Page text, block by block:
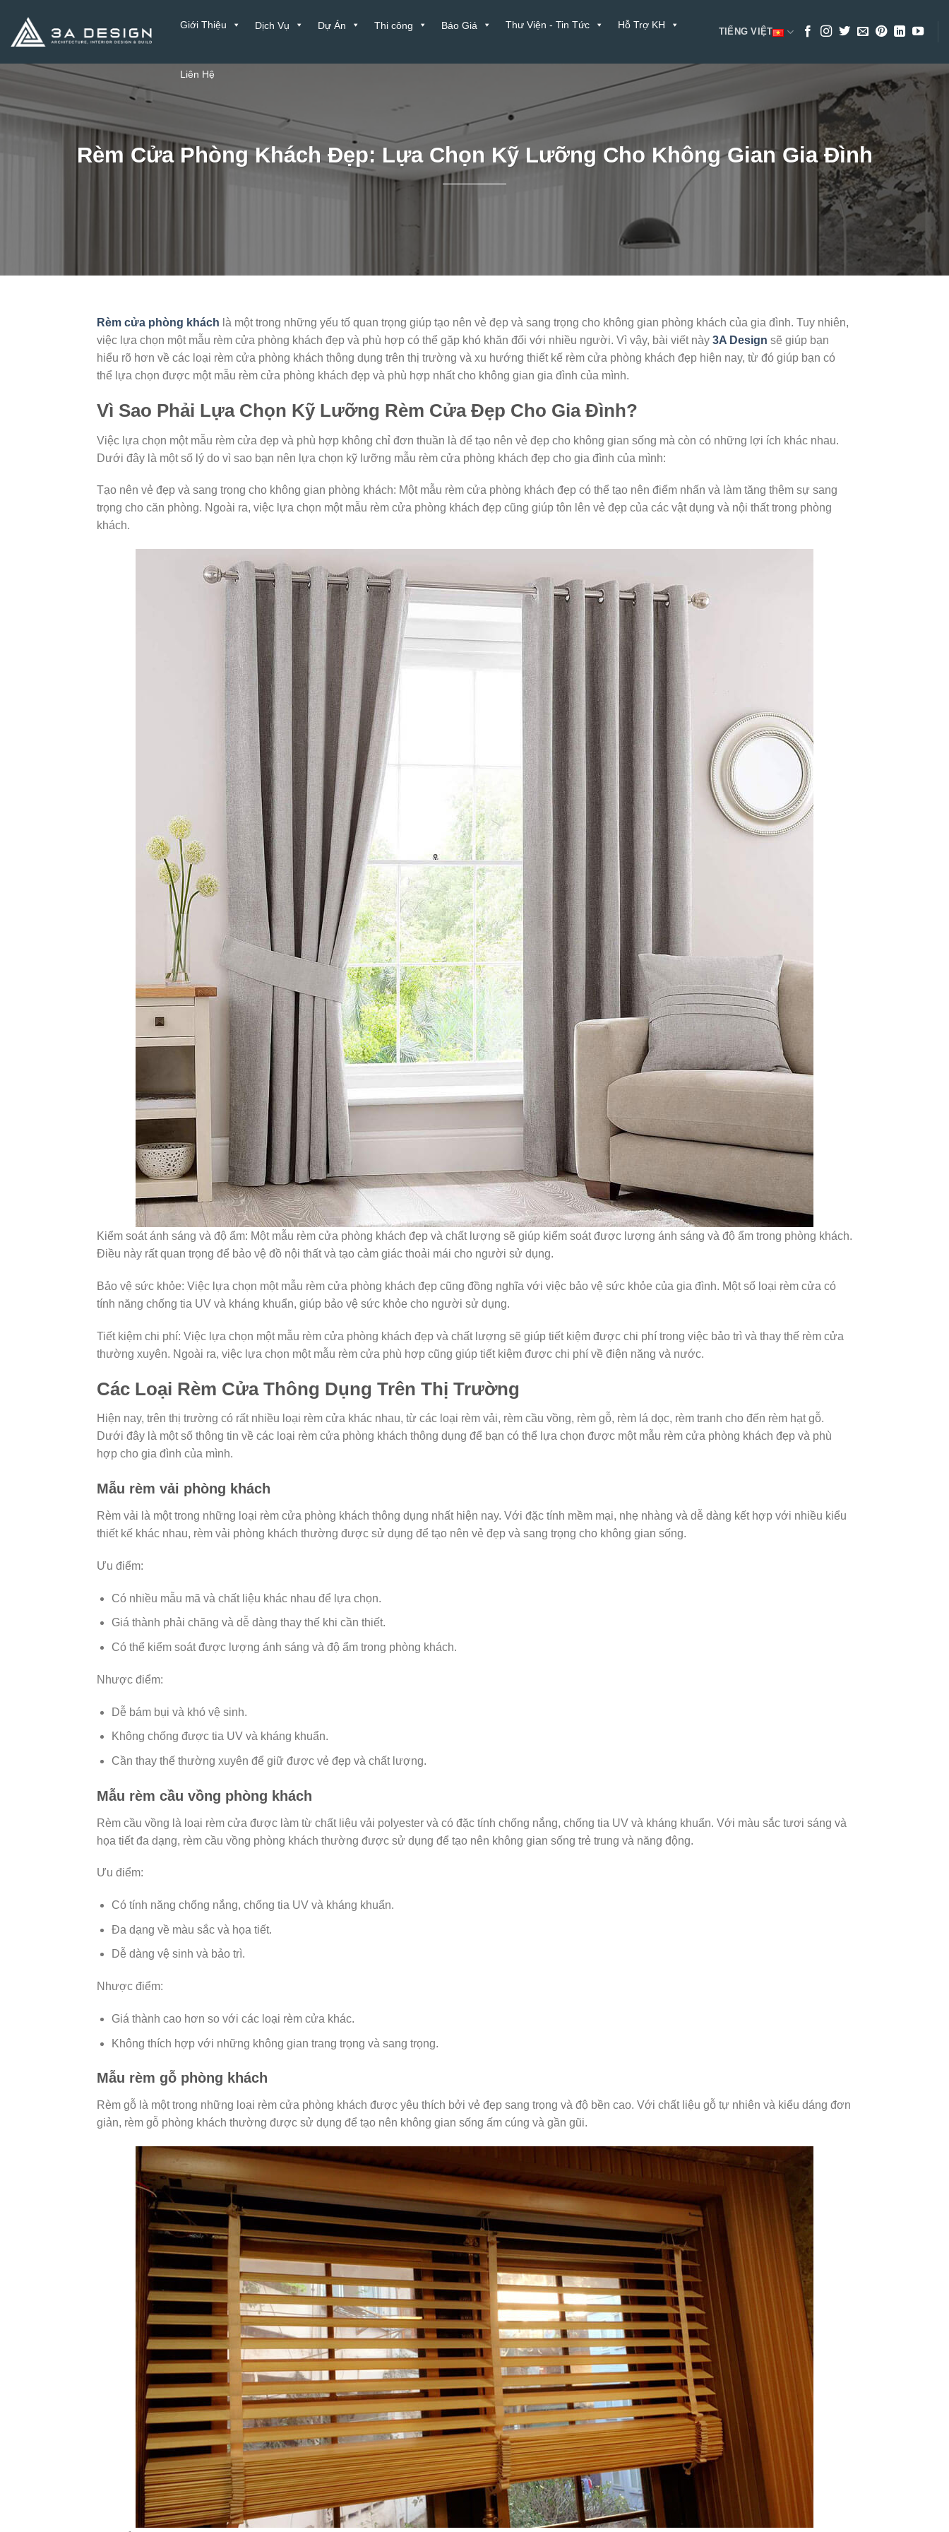
nội
dung
Giới Thiệu Dịch Vụ Dự Án Thi công Báo Giá Thư Viện - Tin Tức Hỗ Trợ KH
Liên Hệ
TIẾNG VIỆT
Rèm Cửa Phòng Khách Đẹp: Lựa Chọn Kỹ Lưỡng Cho Không Gian Gia Đình
Rèm cửa phòng khách là một trong những yếu tố quan trọng giúp tạo nên vẻ đẹp và sang trọng cho không gian phòng khách của gia đình. Tuy nhiên,
việc lựa chọn một mẫu rèm cửa phòng khách đẹp và phù hợp có thể gặp khó khăn đối với nhiều người. Vì vậy, bài viết này 3A Design sẽ giúp bạn
hiểu rõ hơn về các loại rèm cửa phòng khách thông dụng trên thị trường và xu hướng thiết kế rèm cửa phòng khách đẹp hiện nay, từ đó giúp bạn có
thể lựa chọn được một mẫu rèm cửa phòng khách đẹp và phù hợp nhất cho không gian gia đình của mình.
Vì Sao Phải Lựa Chọn Kỹ Lưỡng Rèm Cửa Đẹp Cho Gia Đình?
Việc lựa chọn một mẫu rèm cửa đẹp và phù hợp không chỉ đơn thuần là để tạo nên vẻ đẹp cho không gian sống mà còn có những lợi ích khác nhau.
Dưới đây là một số lý do vì sao bạn nên lựa chọn kỹ lưỡng mẫu rèm cửa phòng khách đẹp cho gia đình của mình:
Tạo nên vẻ đẹp và sang trọng cho không gian phòng khách: Một mẫu rèm cửa phòng khách đẹp có thể tạo nên điểm nhấn và làm tăng thêm sự sang
trọng cho căn phòng. Ngoài ra, việc lựa chọn một mẫu rèm cửa phòng khách đẹp cũng giúp tôn lên vẻ đẹp của các vật dụng và nội thất trong phòng
khách.
Kiểm soát ánh sáng và độ ẩm: Một mẫu rèm cửa phòng khách đẹp và chất lượng sẽ giúp kiểm soát được lượng ánh sáng và độ ẩm trong phòng khách.
Điều này rất quan trọng để bảo vệ đồ nội thất và tạo cảm giác thoải mái cho người sử dụng.
Bảo vệ sức khỏe: Việc lựa chọn một mẫu rèm cửa phòng khách đẹp cũng đồng nghĩa với việc bảo vệ sức khỏe của gia đình. Một số loại rèm cửa có
tính năng chống tia UV và kháng khuẩn, giúp bảo vệ sức khỏe cho người sử dụng.
Tiết kiệm chi phí: Việc lựa chọn một mẫu rèm cửa phòng khách đẹp và chất lượng sẽ giúp tiết kiệm được chi phí trong việc bảo trì và thay thế rèm cửa
thường xuyên. Ngoài ra, việc lựa chọn một mẫu rèm cửa phù hợp cũng giúp tiết kiệm được chi phí về điện năng và nước.
Các Loại Rèm Cửa Thông Dụng Trên Thị Trường
Hiện nay, trên thị trường có rất nhiều loại rèm cửa khác nhau, từ các loại rèm vải, rèm cầu vồng, rèm gỗ, rèm lá dọc, rèm tranh cho đến rèm hạt gỗ.
Dưới đây là một số thông tin về các loại rèm cửa phòng khách thông dụng để bạn có thể lựa chọn được một mẫu rèm cửa phòng khách đẹp và phù
hợp cho gia đình của mình.
Mẫu rèm vải phòng khách
Rèm vải là một trong những loại rèm cửa phòng khách thông dụng nhất hiện nay. Với đặc tính mềm mại, nhẹ nhàng và dễ dàng kết hợp với nhiều kiểu
thiết kế khác nhau, rèm vải phòng khách thường được sử dụng để tạo nên vẻ đẹp và sang trọng cho không gian sống.
Ưu điểm:
Có nhiều mẫu mã và chất liệu khác nhau để lựa chọn.
Giá thành phải chăng và dễ dàng thay thế khi cần thiết.
Có thể kiểm soát được lượng ánh sáng và độ ẩm trong phòng khách.
Nhược điểm:
Dễ bám bụi và khó vệ sinh.
Không chống được tia UV và kháng khuẩn.
Cần thay thế thường xuyên để giữ được vẻ đẹp và chất lượng.
Mẫu rèm cầu vồng phòng khách
Rèm cầu vồng là loại rèm cửa được làm từ chất liệu vải polyester và có đặc tính chống nắng, chống tia UV và kháng khuẩn. Với màu sắc tươi sáng và
họa tiết đa dạng, rèm cầu vồng phòng khách thường được sử dụng để tạo nên không gian sống trẻ trung và năng động.
Ưu điểm:
Có tính năng chống nắng, chống tia UV và kháng khuẩn.
Đa dạng về màu sắc và họa tiết.
Dễ dàng vệ sinh và bảo trì.
Nhược điểm:
Giá thành cao hơn so với các loại rèm cửa khác.
Không thích hợp với những không gian trang trọng và sang trọng.
Mẫu rèm gỗ phòng khách
Rèm gỗ là một trong những loại rèm cửa phòng khách được yêu thích bởi vẻ đẹp sang trọng và độ bền cao. Với chất liệu gỗ tự nhiên và kiểu dáng đơn
giản, rèm gỗ phòng khách thường được sử dụng để tạo nên không gian sống ấm cúng và gần gũi.